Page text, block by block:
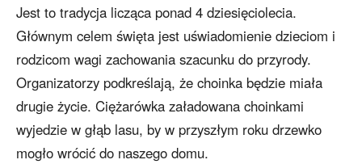
Jest to tradycja licząca ponad 4 dziesięciolecia.
Głównym celem święta jest uświadomienie dzieciom i
rodzicom wagi zachowania szacunku do przyrody.
Organizatorzy podkreślają, że choinka będzie miała
drugie życie. Ciężarówka załadowana choinkami
wyjedzie w głąb lasu, by w przyszłym roku drzewko
mogło wrócić do naszego domu.